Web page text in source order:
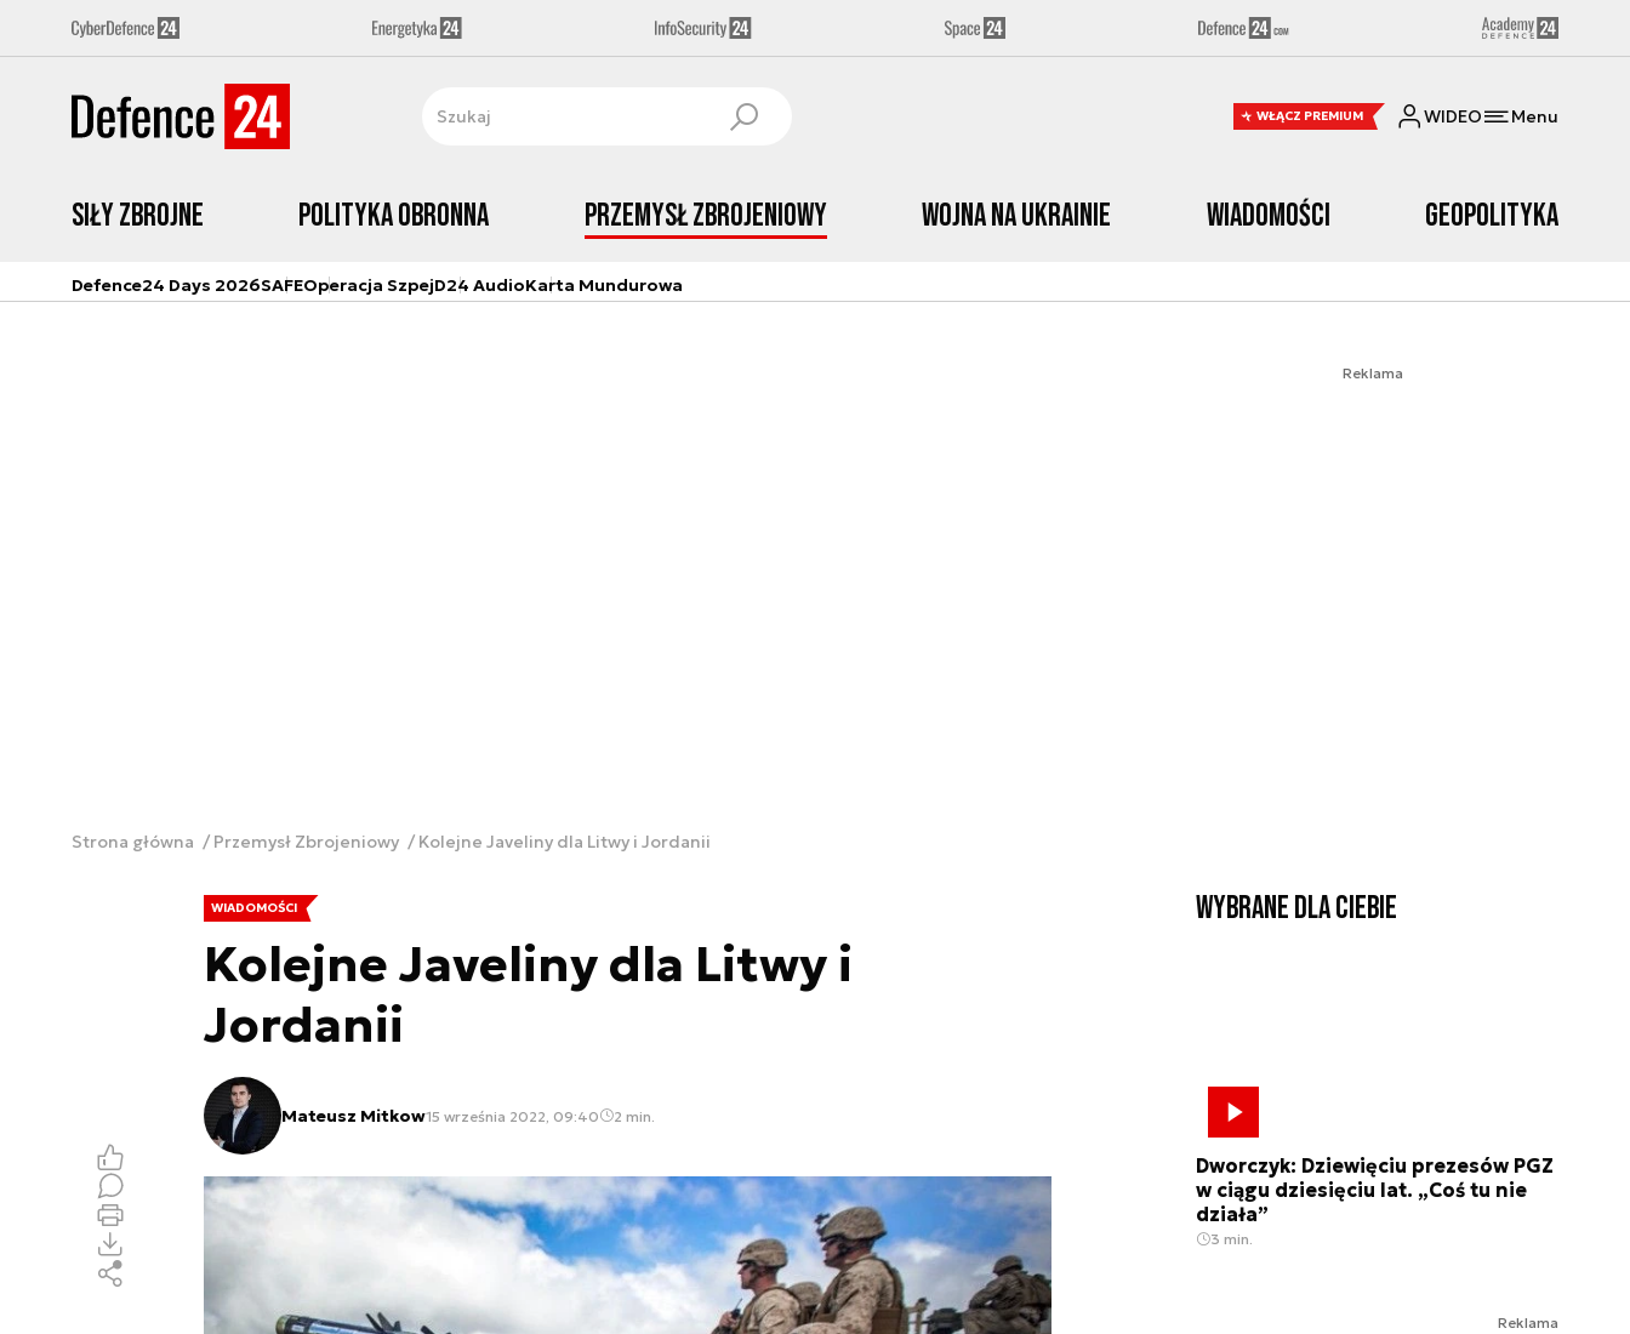
WŁĄCZ PREMIUM WIDEO Menu
Siły zbrojne Polityka obronna Przemysł Zbrojeniowy Wojna na Ukrainie Wiadomości Geopolityka
Defence24 Days 2026SAFEOperacja SzpejD24 AudioKarta Mundurowa
Reklama
Strona główna Przemysł Zbrojeniowy Kolejne Javeliny dla Litwy i Jordanii
WIADOMOŚCI
Kolejne Javeliny dla Litwy i
Jordanii
Mateusz Mitkow15 września 2022, 09:40 2 min.
Wybrane dla Ciebie
Dworczyk: Dziewięciu prezesów PGZ
w ciągu dziesięciu lat. „Coś tu nie
działa”
3 min.
Reklama